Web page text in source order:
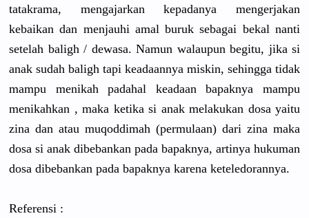
tatakrama, mengajarkan kepadanya mengerjakan
kebaikan dan menjauhi amal buruk sebagai bekal nanti
setelah baligh / dewasa. Namun walaupun begitu, jika si
anak sudah baligh tapi keadaannya miskin, sehingga tidak
mampu menikah padahal keadaan bapaknya mampu
menikahkan , maka ketika si anak melakukan dosa yaitu
zina dan atau muqoddimah (permulaan) dari zina maka
dosa si anak dibebankan pada bapaknya, artinya hukuman
dosa dibebankan pada bapaknya karena keteledorannya.
Referensi :